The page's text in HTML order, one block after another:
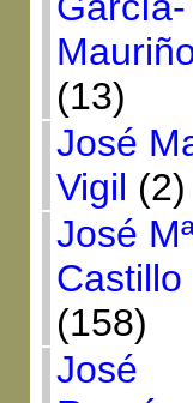
(13)
José
Vigil (2)
José
Castillo
(158)
José